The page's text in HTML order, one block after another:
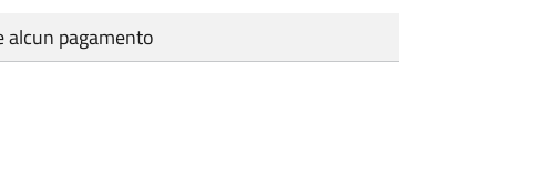
alcun pagamento